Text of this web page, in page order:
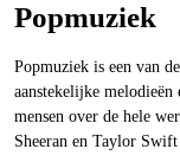
Popmuziek
Popmuziek is een van
aanstekelijke
mensen over de hele
Sheeran en Taylor